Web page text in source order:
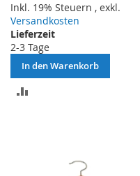
Inkl. 19% Steuern , exkl.
Versandkosten
Lieferzeit
2-3 Tage
In den Warenkorb